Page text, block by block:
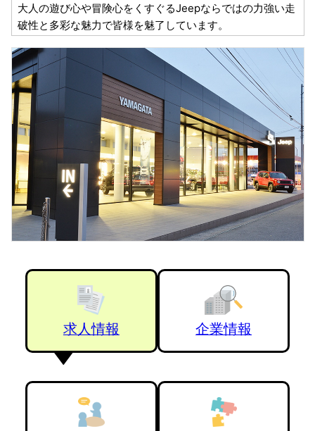
大人の遊び心や冒険心をくすぐるJeepならではの力強い走
破性と多彩な魅力で皆様を魅了しています。
求人情報 企業情報